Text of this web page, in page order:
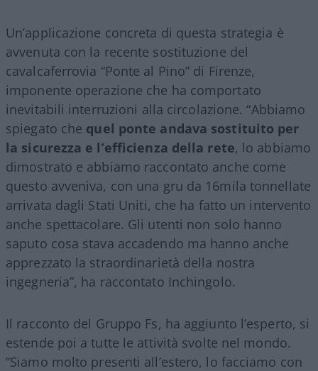
Un’applicazione concreta di questa strategia è
avvenuta con la recente sostituzione del
cavalcaferrovia “Ponte al Pino” di Firenze,
imponente operazione che ha comportato
inevitabili interruzioni alla circolazione. “Abbiamo
spiegato che quel ponte andava sostituito per
la sicurezza e l’efficienza della rete, lo abbiamo
dimostrato e abbiamo raccontato anche come
questo avveniva, con una gru da 16mila tonnellate
arrivata dagli Stati Uniti, che ha fatto un intervento
anche spettacolare. Gli utenti non solo hanno
saputo cosa stava accadendo ma hanno anche
apprezzato la straordinarietà della nostra
ingegneria”, ha raccontato Inchingolo.
Il racconto del Gruppo Fs, ha aggiunto l’esperto, si
estende poi a tutte le attività svolte nel mondo.
“Siamo molto presenti all’estero, lo facciamo con